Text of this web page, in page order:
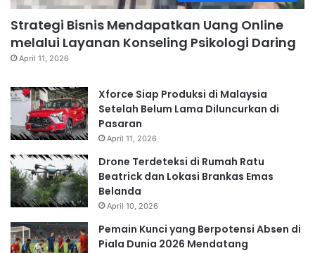
Strategi Bisnis Mendapatkan Uang Online
melalui Layanan Konseling Psikologi Daring
April 11, 2026
Xforce Siap Produksi di Malaysia
Setelah Belum Lama Diluncurkan di
Pasaran
April 11, 2026
Drone Terdeteksi di Rumah Ratu
Beatrick dan Lokasi Brankas Emas
Belanda
April 10, 2026
Pemain Kunci yang Berpotensi Absen di
Piala Dunia 2026 Mendatang